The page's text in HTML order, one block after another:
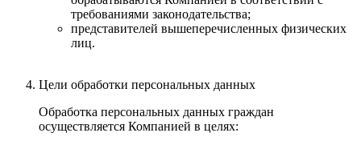
требованиями законодательства;
представителей вышеперечисленных физических
лиц.
Цели обработки персональных данных
Обработка персональных данных граждан
осуществляется Компанией в целях: